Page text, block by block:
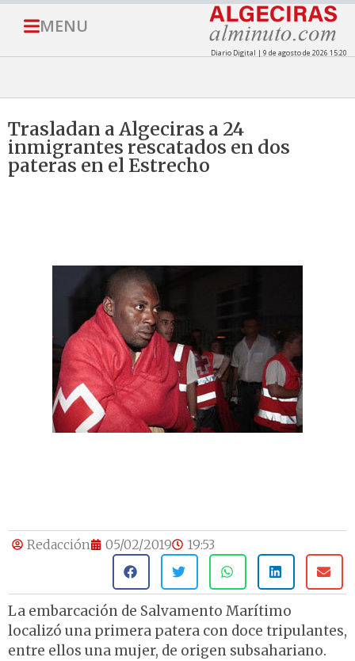
MENU
Diario Digital | 9 de agosto de 2026 15:20
Trasladan a Algeciras a 24
inmigrantes rescatados en dos
pateras en el Estrecho
Redacción 05/02/2019 19:53
La embarcación de Salvamento Marítimo
localizó una primera patera con doce tripulantes,
entre ellos una mujer, de origen subsahariano.